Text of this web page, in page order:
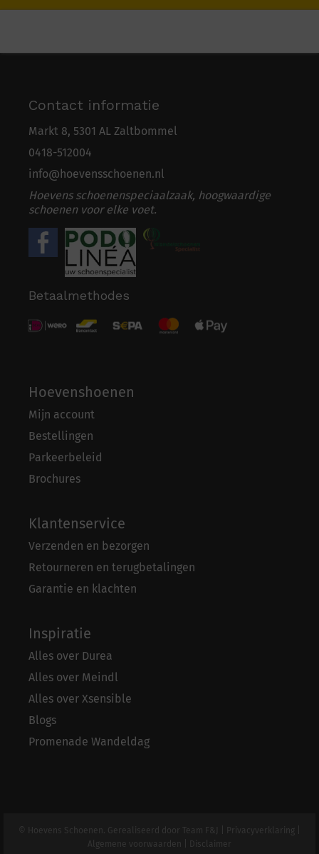
Contact informatie
Markt 8, 5301 AL Zaltbommel
0418-512004
info@hoevensschoenen.nl
Hoevens schoenenspeciaalzaak, hoogwaardige
schoenen voor elke voet.
Betaalmethodes
Hoevenshoenen
Mijn account
Bestellingen
Parkeerbeleid
Brochures
Klantenservice
Verzenden en bezorgen
Retourneren en terugbetalingen
Garantie en klachten
Inspiratie
Alles over Durea
Alles over Meindl
Alles over Xsensible
Blogs
Promenade Wandeldag
© Hoevens Schoenen. Gerealiseerd door Team F&J Privacyverklaring
Algemene voorwaarden
Disclaimer